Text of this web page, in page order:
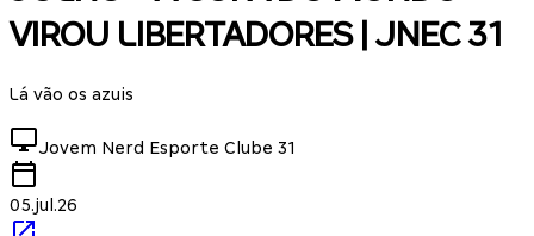
VIROU LIBERTADORES | JNEC 31
Lá vão os azuis
Jovem Nerd Esporte Clube 31
05.jul.26